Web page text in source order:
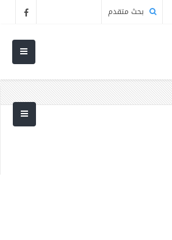
بحث متقدم